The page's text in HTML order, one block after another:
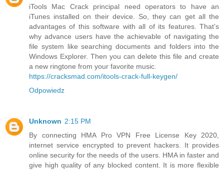
iTools Mac Crack principal need operators to have an
iTunes installed on their device. So, they can get all the
advantages of this software with all of its features. That’s
why advance users have the achievable of navigating the
file system like searching documents and folders into the
Windows Explorer. Then you can delete this file and create
a new ringtone from your favorite music.
https://cracksmad.com/itools-crack-full-keygen/
Odpowiedz
Unknown 2:15 PM
By connecting HMA Pro VPN Free License Key 2020,
internet service encrypted to prevent hackers. It provides
online security for the needs of the users. HMA in faster and
give high quality of any blocked content. It is more flexible